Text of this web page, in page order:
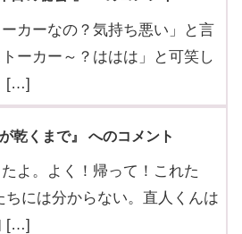
ーカーなの？気持ち悪い」と言
ーカー～？ははは」と可笑し
[…]
乾くまで』 へのコメント
よ。よく！帰って！これた
ちには分からない。直人くんは
[…]